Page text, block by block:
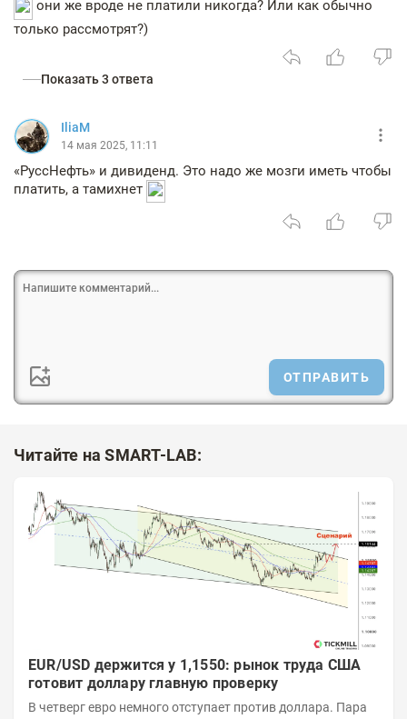
они же вроде не платили никогда? Или как обычно
только рассмотрят?)
Показать 3 ответа
IliaM
14 мая 2025, 11:11
«РуссНефть» и дивиденд. Это надо же мозги иметь чтобы
платить, а тамихнет
ОТПРАВИТЬ
Читайте на SMART-LAB:
EUR/USD держится у 1,1550: рынок труда США
готовит доллару главную проверку
В четверг евро немного отступает против доллара. Пара